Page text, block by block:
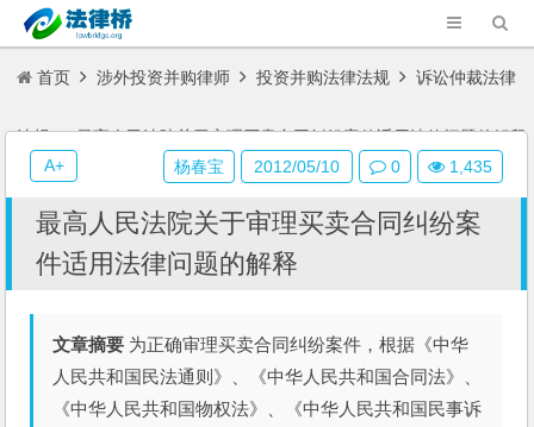
首页 涉外投资并购律师 投资并购法律法规 诉讼仲裁法律
法规 最高人民法院关于审理买卖合同纠纷案件适用法律问题的解释
最高人民法院关于审理买卖合同纠纷案
件适用法律问题的解释
文章摘要 为正确审理买卖合同纠纷案件，根据《中华
人民共和国民法通则》、《中华人民共和国合同法》、
《中华人民共和国物权法》、《中华人民共和国民事诉
杨春宝 2012/05/10 0 1,435
A+